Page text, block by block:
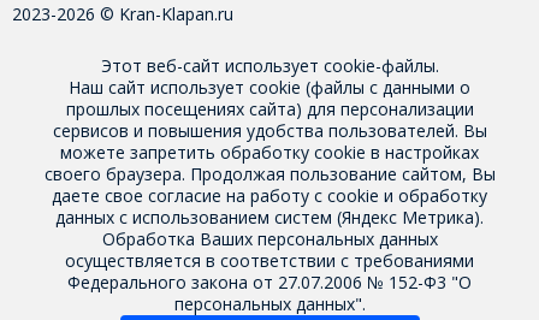
2023-2026 © Kran-Klapan.ru
Этот веб-сайт использует cookie-файлы.
Наш сайт использует cookie (файлы с данными о
прошлых посещениях сайта) для персонализации
сервисов и повышения удобства пользователей. Вы
можете запретить обработку cookie в настройках
своего браузера. Продолжая пользование сайтом, Вы
даете свое согласие на работу с cookie и обработку
данных с использованием систем (Яндекс Метрика).
Обработка Ваших персональных данных
осуществляется в соответствии с требованиями
Федерального закона от 27.07.2006 № 152-Ф3 "О
персональных данных".